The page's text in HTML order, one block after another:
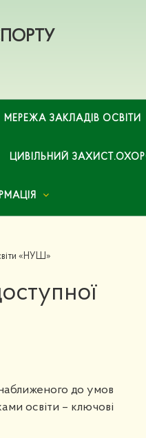
МЕРЕЖА ЗАКЛАДІВ ОСВІТИ
ЦИВІЛЬНИЙ
«НУШ»
до умов
освіти – ключові